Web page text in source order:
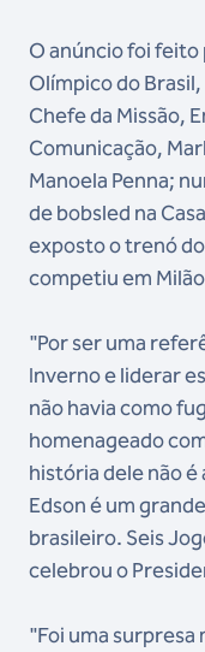
O anúncio foi
Olímpico do
Chefe da Missão,
Comunicação,
Manoela Penna;
de bobsled na
exposto o trenó
competiu em
"Por ser uma
Inverno e liderar
não havia como
homenageado
história dele não é
Edson é um
brasileiro. Seis
celebrou o
"Foi uma